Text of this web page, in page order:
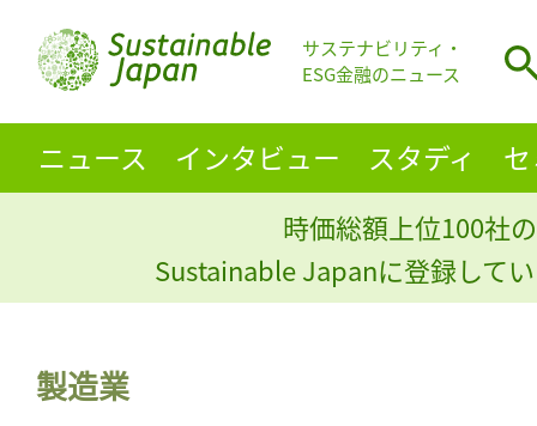
サステナビリティ・
ESG金融のニュース
ニュース インタビュー スタディ
時価総額上位100社
Sustainable Japanに登録して
製造業